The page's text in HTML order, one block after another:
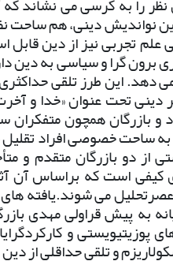
نواندیش دینی، هم
تجربی نیز از دین قابل
برون گرا و سیاسی به
دهد. این طرز تلقی
دینی تحت عنوان «خدا و
و بازرگان همچون متفکران
به ساحت خصوصی افراد
از دو بازرگان متقدم و
است که براساس آن
می شوند.یافته
به پیش قراولی مهدی
پوزیتیویستی و
و تلقی حداقلی از